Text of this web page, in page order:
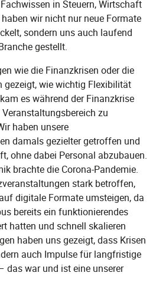
in Steuern, Wirtschaft
wir nicht nur neue Formate
sondern uns auch laufend
gestellt.
wie die Finanzkrisen oder die
gezeigt, wie wichtig Flexibilität
es während der Finanzkrise
zu
haben unsere
damals gezielter getroffen und
ohne dabei Personal abzubauen.
brachte die Corona-Pandemie.
stark betroffen,
digitale Formate umsteigen, da
bereits ein funktionierendes
hatten und schnell skalieren
haben uns gezeigt, dass Krisen
auch Impulse für langfristige
das war und ist eine unserer